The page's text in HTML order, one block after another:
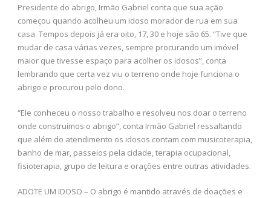
Presidente do abrigo, Irmão Gabriel conta que sua ação
começou quando acolheu um idoso morador de rua em sua
casa. Tempos depois já era oito, 17, 30 e hoje são 65. “Tive que
mudar de casa várias vezes, sempre procurando um imóvel
maior que tivesse espaço para acolher os idosos”, conta
lembrando que certa vez viu o terreno onde hoje funciona o
abrigo e procurou pelo dono.
“Ele conheceu o nosso trabalho e resolveu nos doar o terreno
onde construímos o abrigo”, conta Irmão Gabriel ressaltando
que além do atendimento os idosos contam com musicoterapia,
banho de mar, passeios pela cidade, terapia ocupacional,
fisioterapia, grupo de leitura e orações entre outras atividades.
ADOTE UM IDOSO – O abrigo é mantido através de doações e